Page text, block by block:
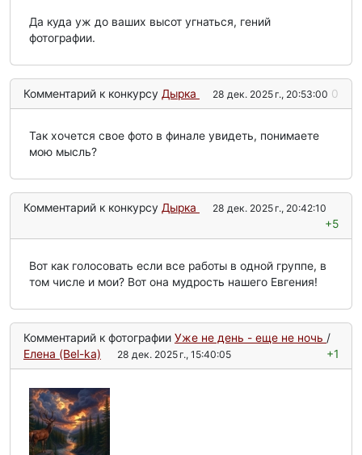
Да куда уж до ваших высот угнаться, гений
фотографии.
Комментарий к конкурсу Дырка 28 дек. 2025 г., 20:53:00 0
Так хочется свое фото в финале увидеть, понимаете
мою мысль?
Комментарий к конкурсу Дырка 28 дек. 2025 г., 20:42:10
+5
Вот как голосовать если все работы в одной группе, в
том числе и мои? Вот она мудрость нашего Евгения!
Комментарий к фотографии Уже не день - еще не ночь /
Елена (Bel-ka)
28 дек. 2025 г., 15:40:05 +1